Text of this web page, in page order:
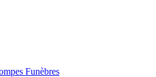
Funèbres